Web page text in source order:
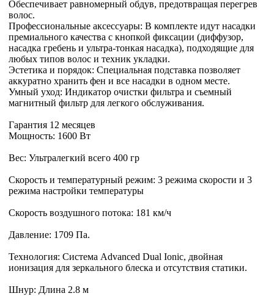
Обеспечивает равномерный обдув, предотвращая перегрев
волос.
Профессиональные аксессуары: В комплекте идут насадки
премиального качества с кнопкой фиксации (диффузор,
насадка гребень и ультра-тонкая насадка), подходящие для
любых типов волос и техник укладки.
Эстетика и порядок: Специальная подставка позволяет
аккуратно хранить фен и все насадки в одном месте.
Умный уход: Индикатор очистки фильтра и съемный
магнитный фильтр для легкого обслуживания.
Гарантия 12 месяцев
Мощность: 1600 Вт
Вес: Ультралегкий всего 400 гр
Скорость и температурный режим: 3 режима скорости и 3
режима настройки температуры
Скорость воздушного потока: 181 км/ч
Давление: 1709 Па.
Технология: Система Advanced Dual Ionic, двойная
ионизация для зеркального блеска и отсутствия статики.
Шнур: Длина 2.8 м